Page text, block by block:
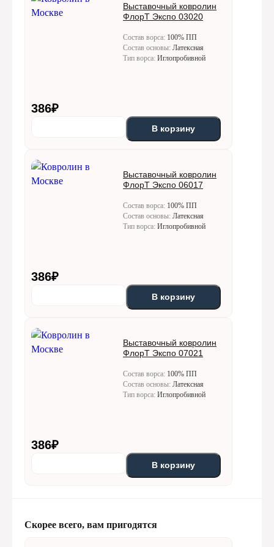
Выставочный ковролин
ФлорТ Экспо 03020
Состав ворса: 100% ПП
Состав основы: Латексная
Тип ворса: Иглопробивной
386₽
В корзину
Выставочный ковролин
ФлорТ Экспо 06017
Состав ворса: 100% ПП
Состав основы: Латексная
Тип ворса: Иглопробивной
386₽
В корзину
Выставочный ковролин
ФлорТ Экспо 07021
Состав ворса: 100% ПП
Состав основы: Латексная
Тип ворса: Иглопробивной
386₽
В корзину
Скорее всего, вам пригодятся